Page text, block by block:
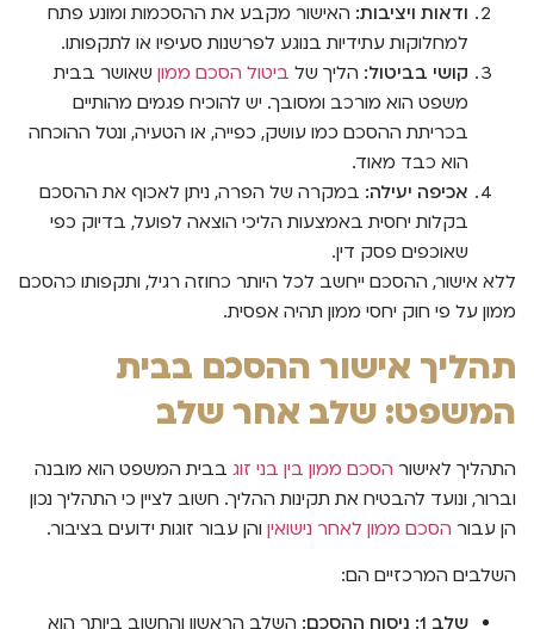
ודאות ויציבות: האישור מקבע את ההסכמות ומונע פתח
למחלוקות עתידיות בנוגע לפרשנות סעיפיו או לתקפותו.
קושי בביטול: הליך של ביטול הסכם ממון שאושר בבית
משפט הוא מורכב ומסובך. יש להוכיח פגמים מהותיים
בכריתת ההסכם כמו עושק, כפייה, או הטעיה, ונטל ההוכחה
הוא כבד מאוד.
אכיפה יעילה: במקרה של הפרה, ניתן לאכוף את ההסכם
בקלות יחסית באמצעות הליכי הוצאה לפועל, בדיוק כפי
שאוכפים פסק דין.
ללא אישור, ההסכם ייחשב לכל היותר כחוזה רגיל, ותקפותו כהסכם
ממון על פי חוק יחסי ממון תהיה אפסית.
תהליך אישור ההסכם בבית
המשפט: שלב אחר שלב
התהליך לאישור הסכם ממון בין בני זוג בבית המשפט הוא מובנה
וברור, ונועד להבטיח את תקינות ההליך. חשוב לציין כי התהליך נכון
הן עבור הסכם ממון לאחר נישואין והן עבור זוגות ידועים בציבור.
השלבים המרכזיים הם:
שלב 1: ניסוח ההסכם:
השלב הראשון והחשוב ביותר הוא